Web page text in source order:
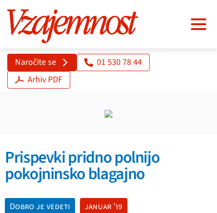
Naročite se
01 530 78 44
Arhiv PDF
Prispevki pridno polnijo
pokojninsko blagajno
Dobro je vedeti januar '19